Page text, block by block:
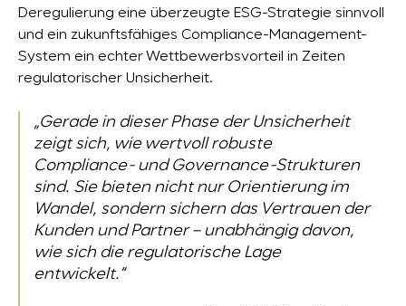
Deregulierung eine überzeugte ESG-Strategie sinnvoll
und ein zukunftsfähiges Compliance-Management-
System ein echter Wettbewerbsvorteil in Zeiten
regulatorischer Unsicherheit.
„Gerade in dieser Phase der Unsicherheit
zeigt sich, wie wertvoll robuste
Compliance- und Governance-Strukturen
sind. Sie bieten nicht nur Orientierung im
Wandel, sondern sichern das Vertrauen der
Kunden und Partner – unabhängig davon,
wie sich die regulatorische Lage
entwickelt.“